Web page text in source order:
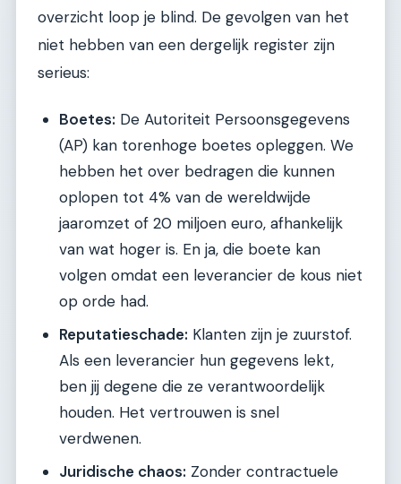
overzicht loop je blind. De gevolgen van het
niet hebben van een dergelijk register zijn
serieus:
Boetes: De Autoriteit Persoonsgegevens
(AP) kan torenhoge boetes opleggen. We
hebben het over bedragen die kunnen
oplopen tot 4% van de wereldwijde
jaaromzet of 20 miljoen euro, afhankelijk
van wat hoger is. En ja, die boete kan
volgen omdat een leverancier de kous niet
op orde had.
Reputatieschade: Klanten zijn je zuurstof.
Als een leverancier hun gegevens lekt,
ben jij degene die ze verantwoordelijk
houden. Het vertrouwen is snel
verdwenen.
Juridische chaos: Zonder contractuele